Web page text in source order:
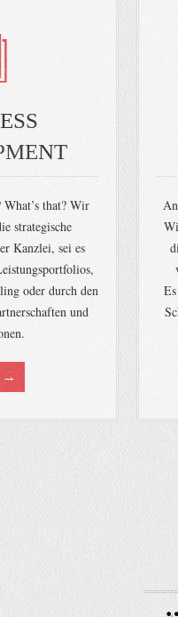
What’s that? Wir
strategische
Kanzlei, sei es
oder durch den
und
→